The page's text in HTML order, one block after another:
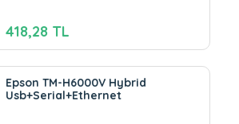
418,28 TL
Epson TM-H6000V Hybrid
Usb+Serial+Ethernet